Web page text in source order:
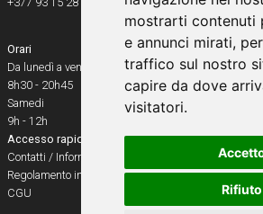
mostrarti contenuti
e annunci mirati,
traffico sul nostro
capire da dove
visitatori.
Rifiuto
Orari
Da lunedì a venerdì
8h30 - 20h45
Samedi
9h - 12h
Accesso rapido
Contatti / Informazioni pratiche
Regolamento interno
CGU